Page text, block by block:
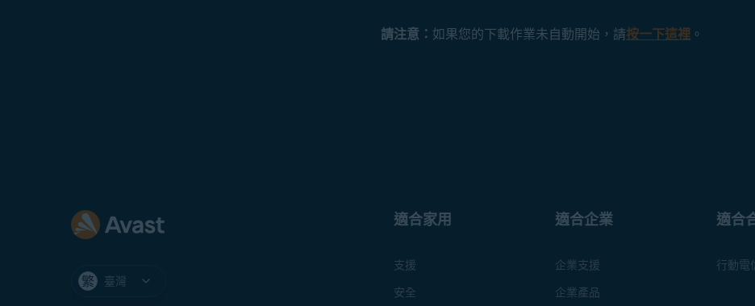
請注意： 如果您的下載作業未自動開始，請按一下這裡 。
臺灣
適合家用
支援
安全
適合企業
企業支援
企業產品
適合
行動電